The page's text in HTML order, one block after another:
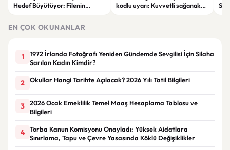
Hedef Büyütüyor: Filenin
kodlu uyarı: Kuvvetli sağanak
EN ÇOK OKUNANLAR
1
1972 İrlanda Fotoğrafı Yeniden Gündemde Sevgilisi İçin Silaha
Sarılan Kadın Kimdir?
2 Okullar Hangi Tarihte Açılacak? 2026 Yılı Tatil Bilgileri
3
2026 Ocak Emeklilik Temel Maaş Hesaplama Tablosu ve
Bilgileri
4
Torba Kanun Komisyonu Onayladı: Yüksek Aidatlara
Sınırlama, Tapu ve Çevre Yasasında Köklü Değişiklikler